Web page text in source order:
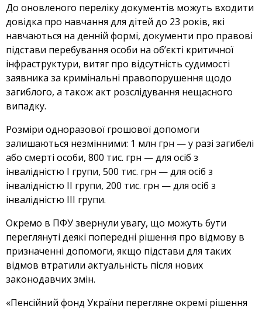
До оновленого переліку документів можуть входити
довідка про навчання для дітей до 23 років, які
навчаються на денній формі, документи про правові
підстави перебування особи на об’єкті критичної
інфраструктури, витяг про відсутність судимості
заявника за кримінальні правопорушення щодо
загиблого, а також акт розслідування нещасного
випадку.
Розміри одноразової грошової допомоги
залишаються незмінними: 1 млн грн — у разі загибелі
або смерті особи, 800 тис. грн — для осіб з
інвалідністю I групи, 500 тис. грн — для осіб з
інвалідністю II групи, 200 тис. грн — для осіб з
інвалідністю III групи.
Окремо в ПФУ звернули увагу, що можуть бути
переглянуті деякі попередні рішення про відмову в
призначенні допомоги, якщо підстави для таких
відмов втратили актуальність після нових
законодавчих змін.
«Пенсійний фонд України перегляне окремі рішення